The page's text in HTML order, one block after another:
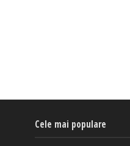
Cele mai populare